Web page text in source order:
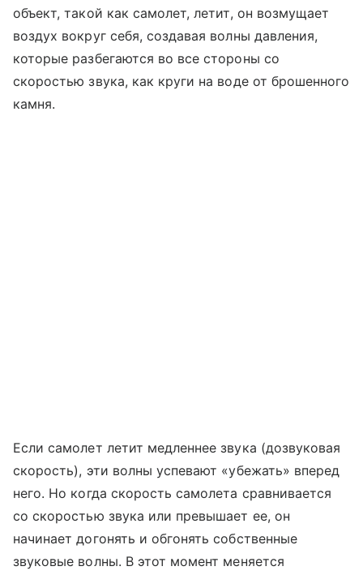
объект, такой как самолет, летит, он возмущает
воздух вокруг себя, создавая волны давления,
которые разбегаются во все стороны со
скоростью звука, как круги на воде от брошенного
камня.
Если самолет летит медленнее звука (дозвуковая
скорость), эти волны успевают «убежать» вперед
него. Но когда скорость самолета сравнивается
со скоростью звука или превышает ее, он
начинает догонять и обгонять собственные
звуковые волны. В этот момент меняется